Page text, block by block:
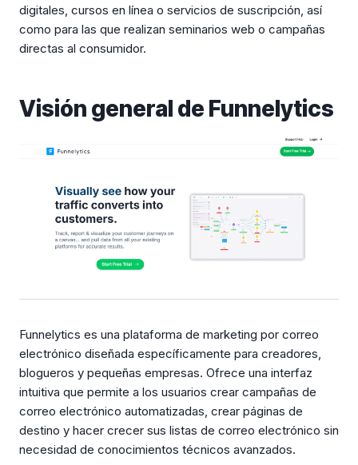
digitales, cursos en línea o servicios de suscripción, así
como para las que realizan seminarios web o campañas
directas al consumidor.
Visión general de Funnelytics
Funnelytics es una plataforma de marketing por correo
electrónico diseñada específicamente para creadores,
blogueros y pequeñas empresas. Ofrece una interfaz
intuitiva que permite a los usuarios crear campañas de
correo electrónico automatizadas, crear páginas de
destino y hacer crecer sus listas de correo electrónico sin
necesidad de conocimientos técnicos avanzados.